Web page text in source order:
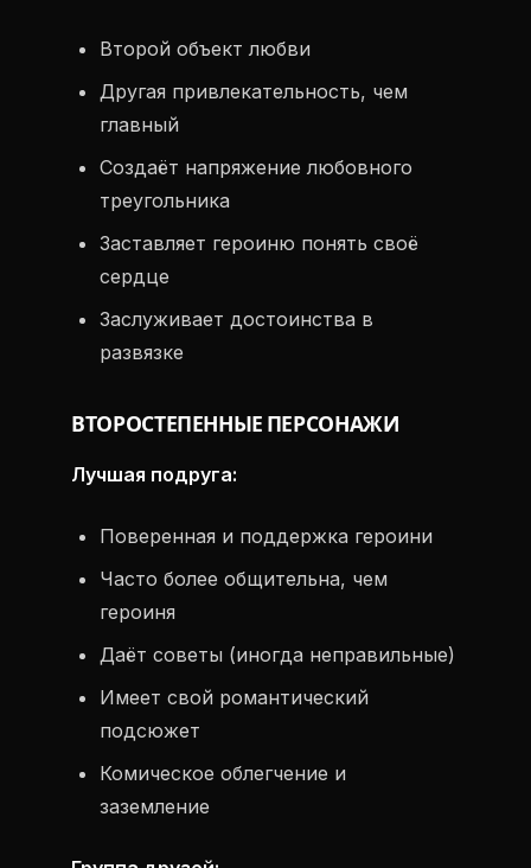
Второй объект любви
Другая привлекательность, чем
главный
Создаёт напряжение любовного
треугольника
Заставляет героиню понять своё
сердце
Заслуживает достоинства в
развязке
ВТОРОСТЕПЕННЫЕ ПЕРСОНАЖИ
Лучшая подруга:
Поверенная и поддержка героини
Часто более общительна, чем
героиня
Даёт советы (иногда неправильные)
Имеет свой романтический
подсюжет
Комическое облегчение и
заземление